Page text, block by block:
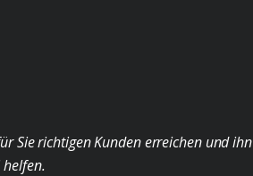
Sie richtigen Kunden erreichen und ihn